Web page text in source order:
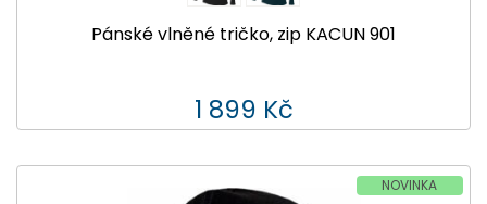
Pánské vlněné tričko, zip KACUN 901
1 899 Kč
NOVINKA